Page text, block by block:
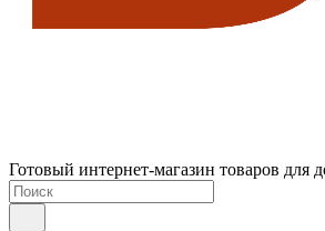
Готовый интернет-магазин товаров для